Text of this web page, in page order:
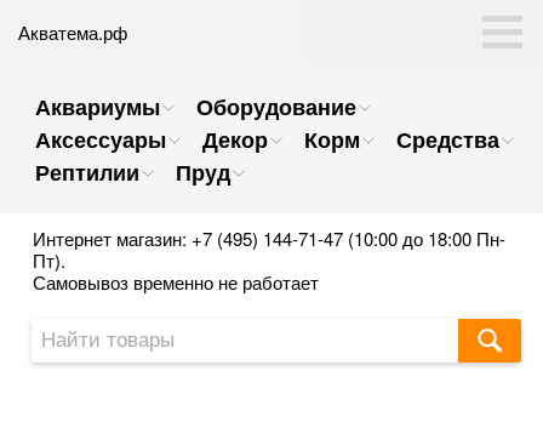
Акватема.рф
Аквариумы
Оборудование
Аксессуары
Декор Корм
Средства
Рептилии
Пруд
Интернет магазин: +7 (495) 144-71-47 (10:00 до 18:00 Пн-
Пт).
Самовывоз временно не работает